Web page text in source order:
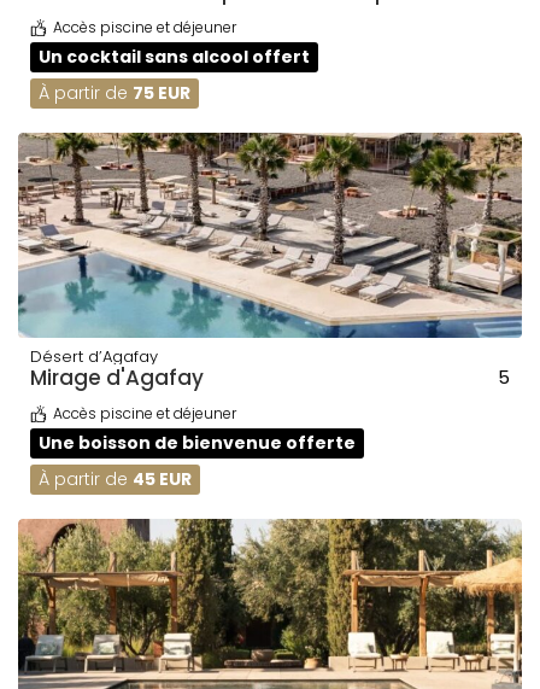
Accès piscine et déjeuner
Un cocktail sans alcool offert
À partir de 75 EUR
Désert d’Agafay
Mirage d'Agafay 5
Accès piscine et déjeuner
Une boisson de bienvenue offerte
À partir de 45 EUR